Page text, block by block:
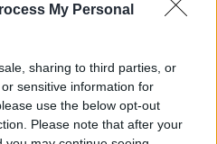
My Personal
sharing to third parties, or
sensitive information for
use the below opt-out
Please note that after your
carne